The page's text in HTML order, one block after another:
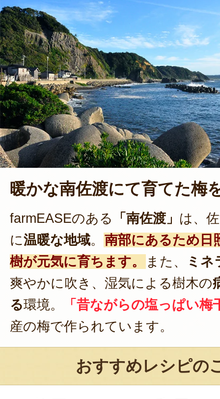
暖かな南佐渡にて育てた梅
farmEASEのある 「南佐渡」 は、
に温暖な地域。 南部にあるため日
樹が元気に育ちます。
また、
ミネ
爽やかに吹き、湿気による樹木の
る環境。
「昔ながらの塩っぱい梅
産の梅で作られています。
おすすめレシピの